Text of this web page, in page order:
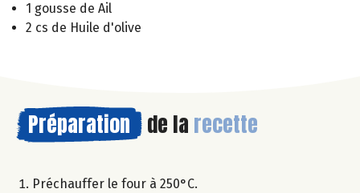
1 gousse de Ail
2 cs de Huile d'olive
Préparation de la recette
Préchauffer le four à 250°C.